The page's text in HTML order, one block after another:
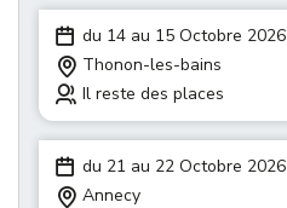
du 14 au 15 Octobre 2026
Thonon-les-bains
Il reste des places
du 21 au 22 Octobre 2026
Annecy